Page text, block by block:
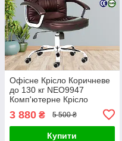
Офісне Крісло Коричневе
до 130 кг NEO9947
Комп'ютерне Крісло
Керівника з Механізмом
Гойдання TILT Поворотне
на Коліщатках
3 880 ₴ 5 500 ₴
Купити